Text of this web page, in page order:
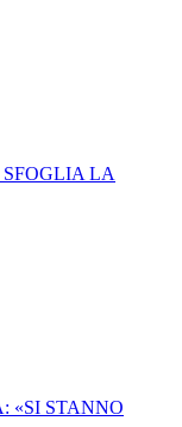
LA
«SI STANNO